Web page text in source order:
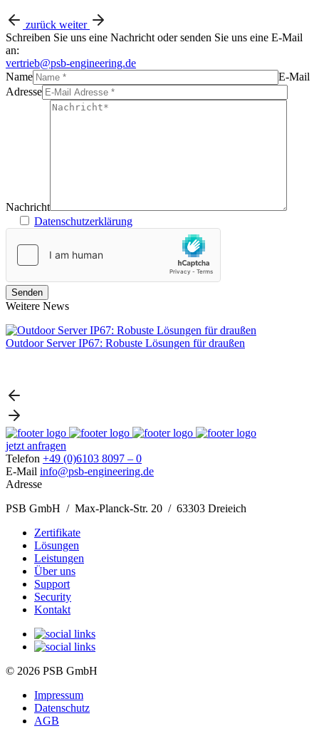
zurück weiter
Schreiben Sie uns eine Nachricht oder senden Sie uns eine E-Mail
an:
vertrieb@psb-engineering.de
Name
E-Mail
Adresse
Nachricht
Datenschutzerklärung
Weitere News
Outdoor Server IP67: Robuste Lösungen für draußen
jetzt anfragen
Telefon +49 (0)6103 8097 – 0
E-Mail info@psb-engineering.de
Adresse
PSB GmbH / Max-Planck-Str. 20 / 63303 Dreieich
Zertifikate
Lösungen
Leistungen
Über uns
Support
Security
Kontakt
© 2026 PSB GmbH
Impressum
Datenschutz
AGB